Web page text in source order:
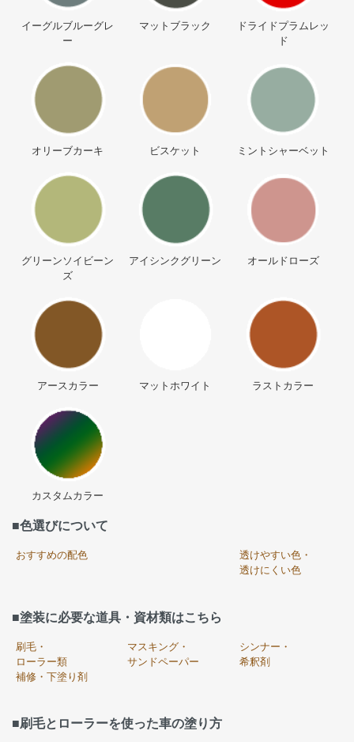
イーグルブルーグレ
ー
マットブラック
ドライドプラムレッ
ド
オリーブカーキ ビスケット ミントシャーベット
グリーンソイビーン
ズ
アイシンクグリーン オールドローズ
アースカラー マットホワイト ラストカラー
カスタムカラー
■色選びについて
おすすめの配色
透けやすい色・
透けにくい色
■塗装に必要な道具・資材類はこちら
刷毛・
ローラー類
マスキング・
サンドペーパー
シンナー・
希釈剤
補修・下塗り剤
■刷毛とローラーを使った車の塗り方